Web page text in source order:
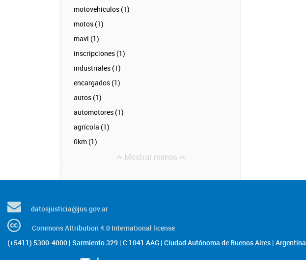
motovehículos (1)
motos (1)
mavi (1)
inscripciones (1)
industriales (1)
encargados (1)
autos (1)
automotores (1)
agrícola (1)
0km (1)
Mostrar menos
datosjusticia@jus.gov.ar
Commons Attribution 4.0 International license
(+5411) 5300-4000 | Sarmiento 329 | C 1041 AAG | Ciudad Autónoma de Buenos Aires | Argentina